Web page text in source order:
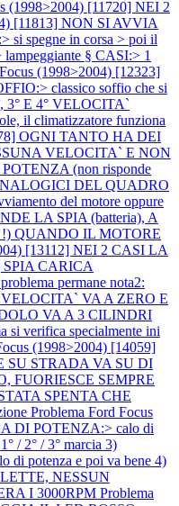
(1998>2004) [11720] NEI 2
[11813] NON SI AVVIA
si spegne in corsa > poi il
§ CASI:> 1
(1998>2004) [12323]
classico soffio che si
3° E 4° VELOCITA`
il climatizzatore funziona
OGNI TANTO HA DEI
VELOCITA` E NON
(non risponde
DEL QUADRO
del motore oppure
LA SPIA (batteria), A
!) QUANDO IL MOTORE
[13112] NEI 2 CASI LA
SPIA CARICA
permane nota2:
VA A ZERO E
VA A 3 CILINDRI
verifica specialmente ini
(1998>2004) [14059]
SU STRADA VA SU DI
FUORIESCE SEMPRE
SPENTA CHE
Problema Ford Focus
DI POTENZA:> calo di
/ 2° / 3° marcia 3)
di potenza e poi va bene 4)
NESSUN
I 3000RPM Problema